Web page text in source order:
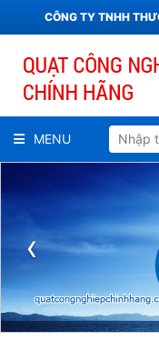
CÔNG TY TNHH
MENU
‹